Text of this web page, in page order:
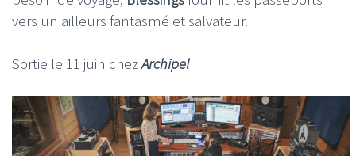
vers un ailleurs fantasmé et salvateur.
Sortie le 11 juin chezArchipel